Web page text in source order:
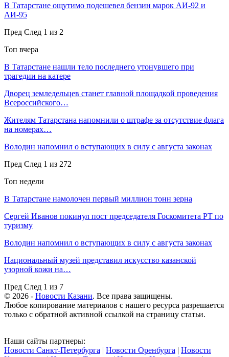
В Татарстане ощутимо подешевел бензин марок АИ-92 и
АИ-95
Пред След 1 из 2
Топ вчера
В Татарстане нашли тело последнего утонувшего при
трагедии на катере
Дворец земледельцев станет главной площадкой проведения
Всероссийского…
Жителям Татарстана напомнили о штрафе за отсутствие флага
на номерах…
Володин напомнил о вступающих в силу с августа законах
Пред След 1 из 272
Топ недели
В Татарстане намолочен первый миллион тонн зерна
Сергей Иванов покинул пост председателя Госкомитета РТ по
туризму
Володин напомнил о вступающих в силу с августа законах
Национальный музей представил искусство казанской
узорной кожи на…
Пред След 1 из 7
© 2026 - Новости Казани. Все права защищены.
Любое копирование материалов с нашего ресурса разрешается
только с обратной активной ссылкой на страницу статьи.
Наши сайты партнеры:
Новости Санкт-Петербурга | Новости Оренбурга | Новости